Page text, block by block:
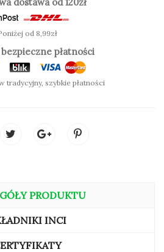
od 8,99zł
płatności
tradycyjny, szybkie płatności
PRODUKTU
INCI